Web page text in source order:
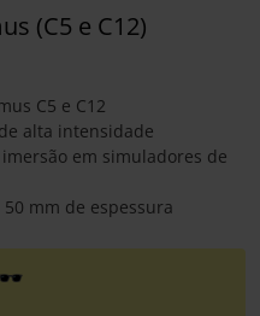
(C5 e C12)
C5 e C12
alta intensidade
em simuladores de
mm de espessura